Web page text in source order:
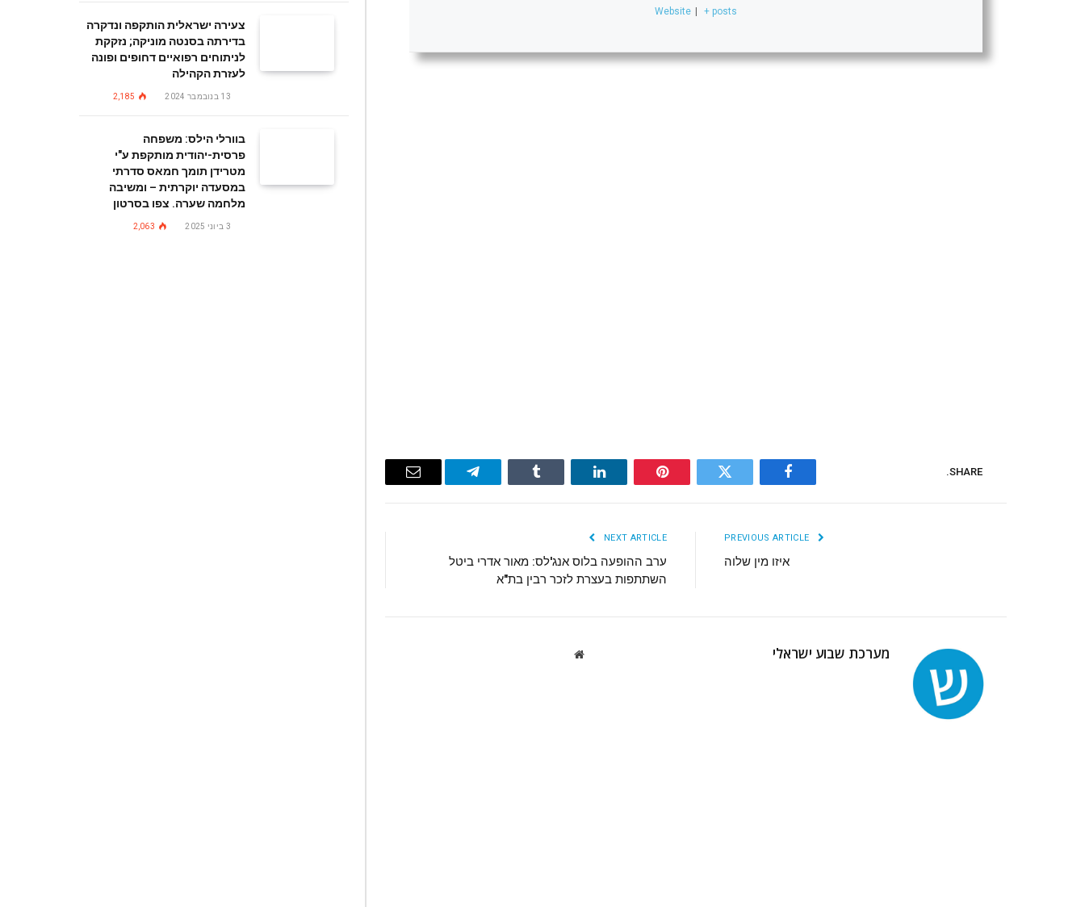
Website + posts
SHARE.
Facebook
Twitter
Pinterest
LinkedIn
Tumblr
Telegram
Email
איזו מין שלוה
NEXT ARTICLE
ערב ההופעה בלוס אנג'לס: מאור אדרי ביטל
השתתפות בעצרת לזכר רבין בת"א
מערכת שבוע ישראלי Website
צעירה ישראלית הותקפה ונדקרה
בדירתה בסנטה מוניקה; נזקקת
לניתוחים רפואיים דחופים ופונה
לעזרת הקהילה
13 בנובמבר 2024 2,185
בוורלי הילס: משפחה
פרסית-יהודית מותקפת ע"י
מטרידן תומך חמאס סדרתי
במסעדה יוקרתית – ומשיבה
מלחמה שערה. צפו בסרטון
3 ביוני 2025 2,063